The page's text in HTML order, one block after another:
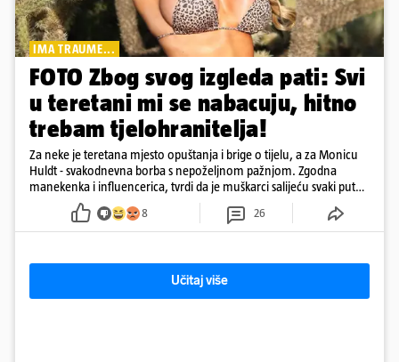
IMA TRAUME...
FOTO Zbog svog izgleda pati: Svi
u teretani mi se nabacuju, hitno
trebam tjelohranitelja!
Za neke je teretana mjesto opuštanja i brige o tijelu, a za Monicu
Huldt - svakodnevna borba s nepoželjnom pažnjom. Zgodna
manekenka i influencerica, tvrdi da je muškarci salijeću svaki put
kad dođe na trening
8 26
Učitaj više